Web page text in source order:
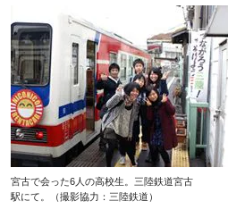
宮古で会った6人の高校生。三陸鉄道宮古
駅にて。（撮影協力：三陸鉄道）